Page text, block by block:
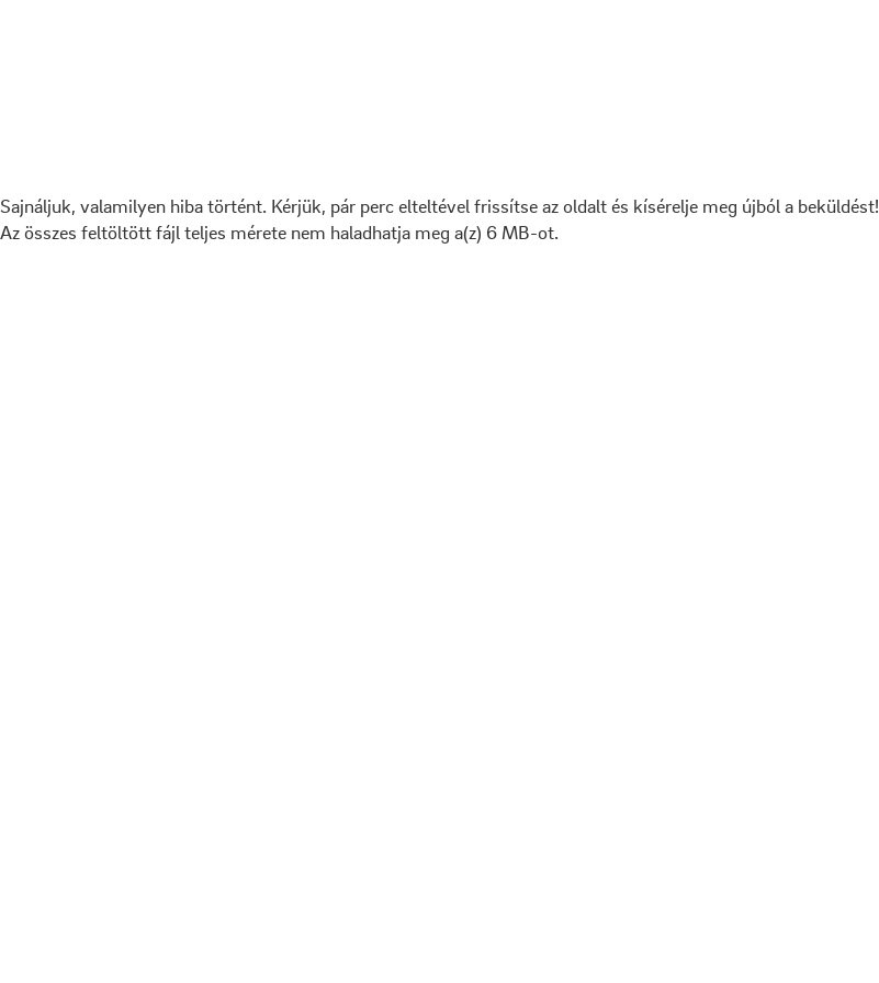
Sajnáljuk, valamilyen hiba történt. Kérjük, pár perc elteltével frissítse az oldalt és kísérelje meg újból a beküldést!
Az összes feltöltött fájl teljes mérete nem haladhatja meg a(z) 6 MB-ot.